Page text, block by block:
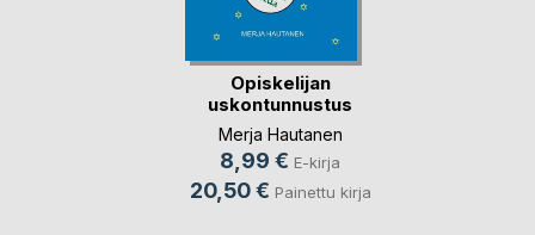
Opiskelijan
uskontunnustus
Merja Hautanen
8,99 € E-kirja
20,50 € Painettu kirja